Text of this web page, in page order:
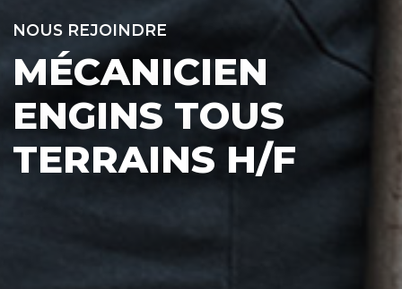
NOUS REJOINDRE
MÉCANICIEN
ENGINS TOUS
TERRAINS H/F